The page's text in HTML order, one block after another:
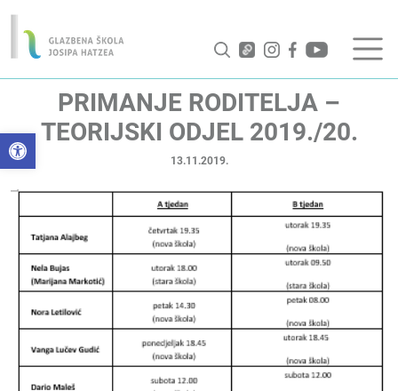
Open toolbar
PRIMANJE RODITELJA –
TEORIJSKI ODJEL 2019./20.
13.11.2019.